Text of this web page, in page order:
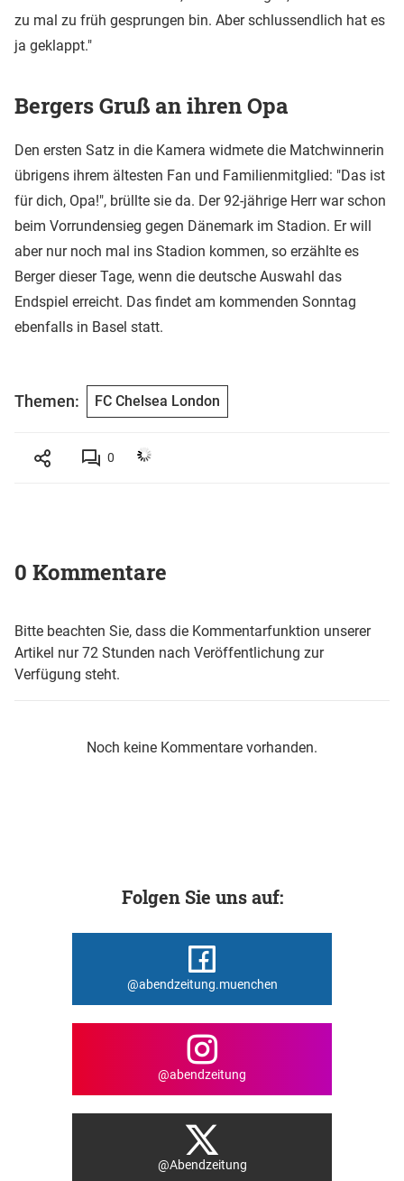
zu mal zu früh gesprungen bin. Aber schlussendlich hat es
ja geklappt."
Bergers Gruß an ihren Opa
Den ersten Satz in die Kamera widmete die Matchwinnerin
übrigens ihrem ältesten Fan und Familienmitglied: "Das ist
für dich, Opa!", brüllte sie da. Der 92-jährige Herr war schon
beim Vorrundensieg gegen Dänemark im Stadion. Er will
aber nur noch mal ins Stadion kommen, so erzählte es
Berger dieser Tage, wenn die deutsche Auswahl das
Endspiel erreicht. Das findet am kommenden Sonntag
ebenfalls in Basel statt.
Themen: FC Chelsea London
0
0 Kommentare
Bitte beachten Sie, dass die Kommentarfunktion unserer
Artikel nur 72 Stunden nach Veröffentlichung zur
Verfügung steht.
Noch keine Kommentare vorhanden.
Folgen Sie uns auf:
@abendzeitung.muenchen
@abendzeitung
@Abendzeitung